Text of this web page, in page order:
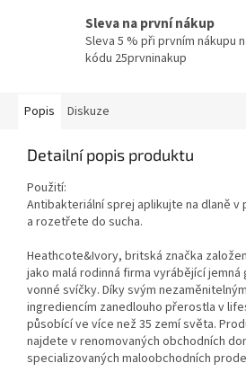
Sleva na první nákup
Sleva 5 % při prvním nákupu
kódu 25prvninakup
Popis Diskuze
Detailní popis produktu
Použití:
Antibakteriální sprej aplikujte na dlaně
a rozetřete do sucha.
Heathcote&Ivory, britská značka
jako malá rodinná firma vyrábějící jemná
vonné svíčky. Díky svým
ingrediencím zanedlouho přerostla v
působící ve více než 35 zemí světa.
najdete v renomovaných obchodních
specializovaných maloobchodních